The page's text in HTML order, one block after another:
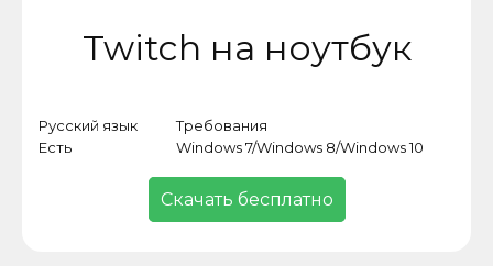
Twitch на ноутбук
Русский язык
Есть
Требования
Windows 7/Windows 8/Windows 10
Скачать бесплатно